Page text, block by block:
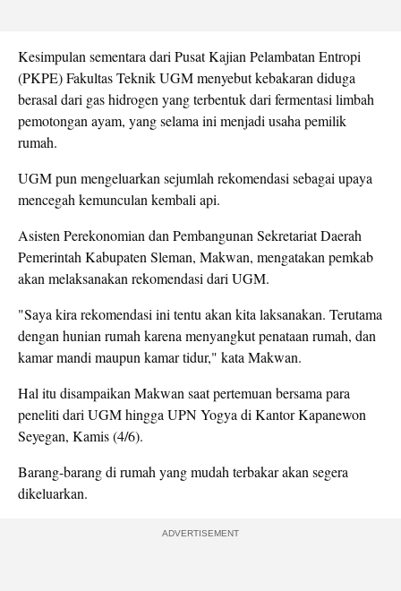
Kesimpulan sementara dari Pusat Kajian Pelambatan Entropi
(PKPE) Fakultas Teknik UGM menyebut kebakaran diduga
berasal dari gas hidrogen yang terbentuk dari fermentasi limbah
pemotongan ayam, yang selama ini menjadi usaha pemilik
rumah.
UGM pun mengeluarkan sejumlah rekomendasi sebagai upaya
mencegah kemunculan kembali api.
Asisten Perekonomian dan Pembangunan Sekretariat Daerah
Pemerintah Kabupaten Sleman, Makwan, mengatakan pemkab
akan melaksanakan rekomendasi dari UGM.
"Saya kira rekomendasi ini tentu akan kita laksanakan. Terutama
dengan hunian rumah karena menyangkut penataan rumah, dan
kamar mandi maupun kamar tidur," kata Makwan.
Hal itu disampaikan Makwan saat pertemuan bersama para
peneliti dari UGM hingga UPN Yogya di Kantor Kapanewon
Seyegan, Kamis (4/6).
Barang-barang di rumah yang mudah terbakar akan segera
dikeluarkan.
ADVERTISEMENT